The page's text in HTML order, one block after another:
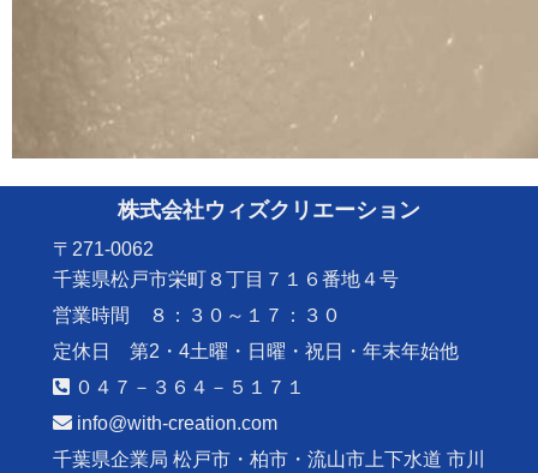
株式会社ウィズクリエーション
〒271-0062
千葉県松戸市栄町８丁目７１６番地４号
営業時間 ８：３０～１７：３０
定休日 第2・4土曜・日曜・祝日・年末年始他
０４７－３６４－５１７１
info@with-creation.com
千葉県企業局 松戸市・柏市・流山市上下水道 市川